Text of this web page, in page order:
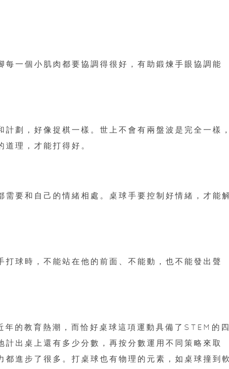
一個小肌肉都要協調得很好，有助鍛煉手眼協調能
計劃，好像捉棋一樣。世上不會有兩盤波是完全一樣
理，才能打得好。
需要和自己的情緒相處。桌球手要控制好情緒，才能
球時，不能站在他的前面、不能動，也不能發出聲
年的教育熱潮，而恰好桌球這項運動具備了STEM的
出桌上還有多少分數，再按分數運用不同策略來取
都進步了很多。打桌球也有物理的元素，如桌球撞到